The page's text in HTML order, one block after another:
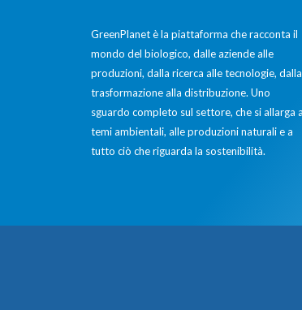
GreenPlanet è la piattaforma che racconta il
mondo del biologico, dalle aziende alle
produzioni, dalla ricerca alle tecnologie, dalla
trasformazione alla distribuzione. Uno
sguardo completo sul settore, che si allarga
temi ambientali, alle produzioni naturali e a
tutto ciò che riguarda la sostenibilità.